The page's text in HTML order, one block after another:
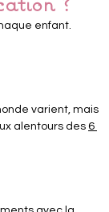
enfant.
varient, mais
alentours des 6